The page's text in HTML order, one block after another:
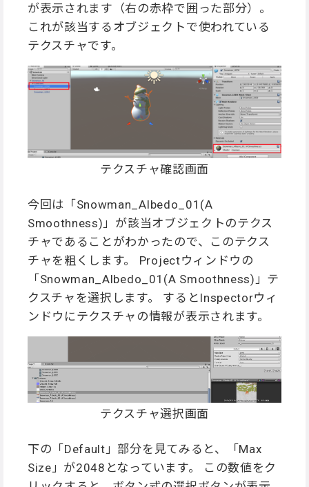
が表示されます（右の赤枠で囲った部分）。
これが該当するオブジェクトで使われている
テクスチャです。
テクスチャ確認画面
今回は「Snowman_Albedo_01(A
Smoothness)」が該当オブジェクトのテクス
チャであることがわかったので、このテクス
チャを粗くします。 Projectウィンドウの
「Snowman_Albedo_01(A Smoothness)」テ
クスチャを選択します。 するとInspectorウィ
ンドウにテクスチャの情報が表示されます。
テクスチャ選択画面
下の「Default」部分を見てみると、「Max
Size」が2048となっています。 この数値をク